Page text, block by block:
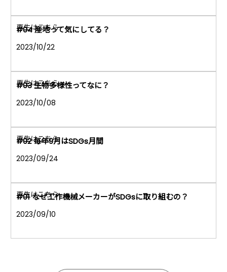
#04 産地って気にしてる？
2023/10/22
#03 生物多様性ってなに？
2023/10/08
#02 毎年9月はSDGs月間
2023/09/24
#01 なぜ工作機械メーカーがSDGsに取り組むの？
2023/09/10